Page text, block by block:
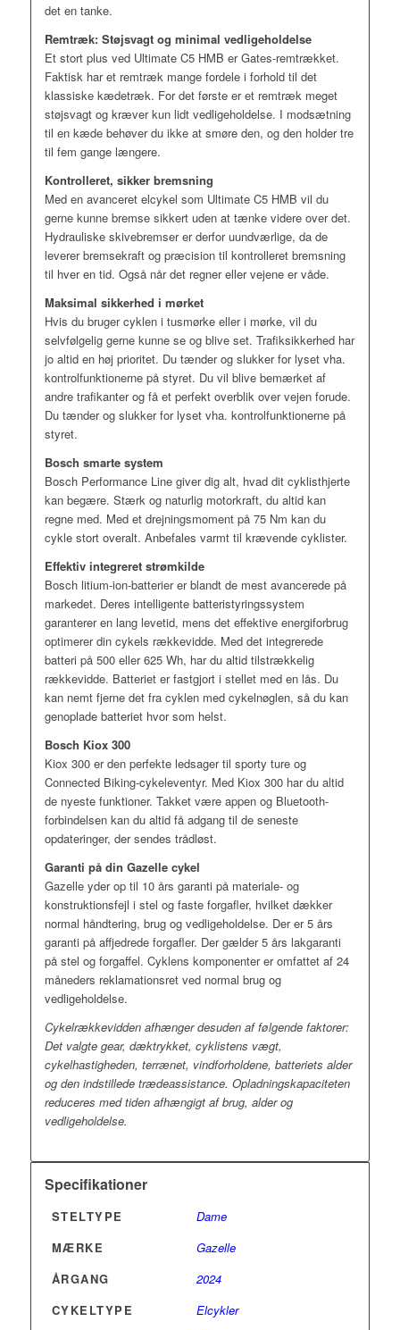
det en tanke.
Remtræk: Støjsvagt og minimal vedligeholdelse
Et stort plus ved Ultimate C5 HMB er Gates-remtrækket.
Faktisk har et remtræk mange fordele i forhold til det
klassiske kædetræk. For det første er et remtræk meget
støjsvagt og kræver kun lidt vedligeholdelse. I modsætning
til en kæde behøver du ikke at smøre den, og den holder tre
til fem gange længere.
Kontrolleret, sikker bremsning
Med en avanceret elcykel som Ultimate C5 HMB vil du
gerne kunne bremse sikkert uden at tænke videre over det.
Hydrauliske skivebremser er derfor uundværlige, da de
leverer bremsekraft og præcision til kontrolleret bremsning
til hver en tid. Også når det regner eller vejene er våde.
Maksimal sikkerhed i mørket
Hvis du bruger cyklen i tusmørke eller i mørke, vil du
selvfølgelig gerne kunne se og blive set. Trafiksikkerhed har
jo altid en høj prioritet. Du tænder og slukker for lyset vha.
kontrolfunktionerne på styret. Du vil blive bemærket af
andre trafikanter og få et perfekt overblik over vejen forude.
Du tænder og slukker for lyset vha. kontrolfunktionerne på
styret.
Bosch smarte system
Bosch Performance Line giver dig alt, hvad dit cyklisthjerte
kan begære. Stærk og naturlig motorkraft, du altid kan
regne med. Med et drejningsmoment på 75 Nm kan du
cykle stort overalt. Anbefales varmt til krævende cyklister.
Effektiv integreret strømkilde
Bosch litium-ion-batterier er blandt de mest avancerede på
markedet. Deres intelligente batteristyringssystem
garanterer en lang levetid, mens det effektive energiforbrug
optimerer din cykels rækkevidde. Med det integrerede
batteri på 500 eller 625 Wh, har du altid tilstrækkelig
rækkevidde. Batteriet er fastgjort i stellet med en lås. Du
kan nemt fjerne det fra cyklen med cykelnøglen, så du kan
genoplade batteriet hvor som helst.
Bosch Kiox 300
Kiox 300 er den perfekte ledsager til sporty ture og
Connected Biking-cykeleventyr. Med Kiox 300 har du altid
de nyeste funktioner. Takket være appen og Bluetooth-
forbindelsen kan du altid få adgang til de seneste
opdateringer, der sendes trådløst.
Garanti på din Gazelle cykel
Gazelle yder op til 10 års garanti på materiale- og
konstruktionsfejl i stel og faste forgafler, hvilket dækker
normal håndtering, brug og vedligeholdelse. Der er 5 års
garanti på affjedrede forgafler. Der gælder 5 års lakgaranti
på stel og forgaffel. Cyklens komponenter er omfattet af 24
måneders reklamationsret ved normal brug og
vedligeholdelse.
Cykelrækkevidden afhænger desuden af følgende faktorer:
Det valgte gear, dæktrykket, cyklistens vægt,
cykelhastigheden, terrænet, vindforholdene, batteriets alder
og den indstillede trædeassistance. Opladningskapaciteten
reduceres med tiden afhængigt af brug, alder og
vedligeholdelse.
Specifikationer
STELTYPE
Dame
MÆRKE
Gazelle
ÅRGANG
2024
CYKELTYPE
Elcykler